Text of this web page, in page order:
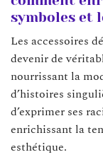
symboles et
Les accessoires
devenir de
nourrissant la
d’histoires
d’exprimer ses
enrichissant la
esthétique.